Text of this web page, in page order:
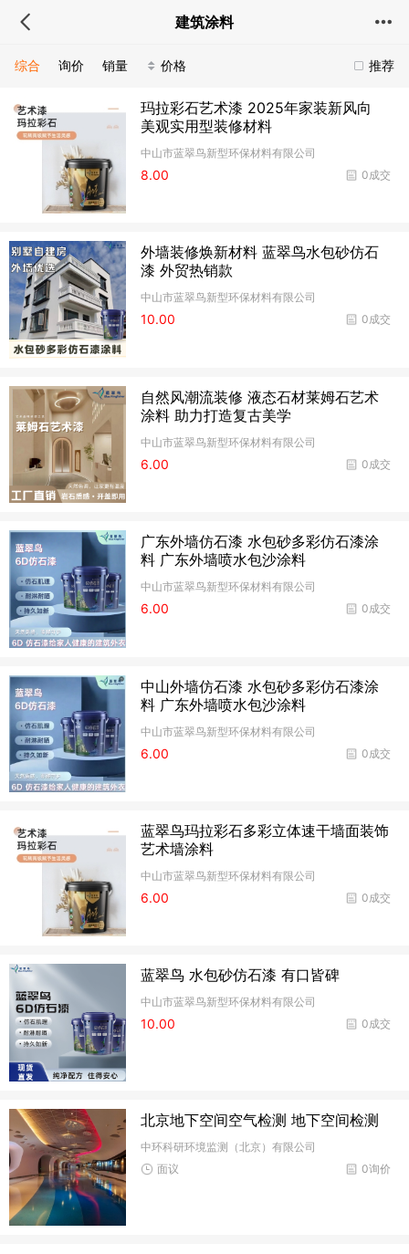
建筑涂料
推荐
综合 询价 销量 价格
玛拉彩石艺术漆 2025年家装新风向
美观实用型装修材料
中山市蓝翠鸟新型环保材料有限公司
0成交
8.00
外墙装修焕新材料 蓝翠鸟水包砂仿石
漆 外贸热销款
中山市蓝翠鸟新型环保材料有限公司
0成交
10.00
自然风潮流装修 液态石材莱姆石艺术
涂料 助力打造复古美学
中山市蓝翠鸟新型环保材料有限公司
0成交
6.00
广东外墙仿石漆 水包砂多彩仿石漆涂
料 广东外墙喷水包沙涂料
中山市蓝翠鸟新型环保材料有限公司
0成交
6.00
中山外墙仿石漆 水包砂多彩仿石漆涂
料 广东外墙喷水包沙涂料
中山市蓝翠鸟新型环保材料有限公司
0成交
6.00
蓝翠鸟玛拉彩石多彩立体速干墙面装饰
艺术墙涂料
中山市蓝翠鸟新型环保材料有限公司
0成交
6.00
蓝翠鸟 水包砂仿石漆 有口皆碑
中山市蓝翠鸟新型环保材料有限公司
0成交
10.00
北京地下空间空气检测 地下空间检测
中环科研环境监测（北京）有限公司
0询价
面议